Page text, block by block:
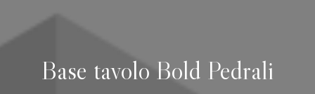
Base tavolo Bold Pedrali